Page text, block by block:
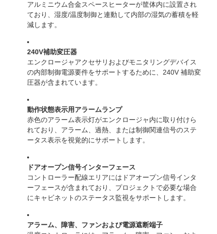
アルミニウム合金スペースヒーターが筐体内に設置され
ており、湿度/温度制御と連動して内部の湿気の蓄積を軽
減します。
240V補助変圧器
エンクロージャアクセサリおよびモニタリングデバイス
の内部制御電源要件をサポートするために、240V 補助変
圧器が含まれています。
動作状態表示用アラームランプ
赤色のアラーム表示灯がエンクロージャ内に取り付けら
れており、アラーム、過熱、または制御関連信号のステ
ータス表示を視覚的にサポートします。
ドアオープン信号インターフェース
コントローラー配線エリアにはドアオープン信号インタ
ーフェースが含まれており、プロジェクトで必要な場合
にキャビネットのステータス監視をサポートします。
アラーム、障害、ファンおよび電源遮断端子